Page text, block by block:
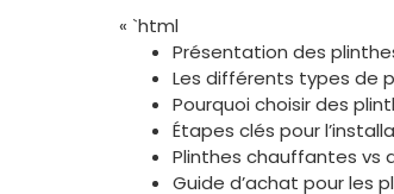
« `html
Présentation des
Les différents types de
Pourquoi choisir des
Étapes clés pour
Plinthes chauffantes vs
Guide d’achat pour les